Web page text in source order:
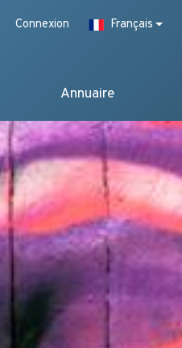
Connexion Français
Annuaire